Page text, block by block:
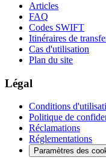
Articles
FAQ
Codes SWIFT
Itinéraires de
Cas d'utilisation
Plan du site
Légal
Conditions
Politique de
Réclamations
Réglementations
Paramètres des